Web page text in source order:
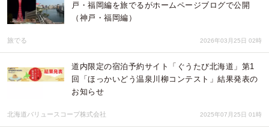
戸・福岡編を旅でるがホームページブログで公開
（神戸・福岡編）
旅でる 2026年03月25日 02時
道内限定の宿泊予約サイト「ぐうたび北海道」第1
回「ほっかいどう温泉川柳コンテスト」結果発表の
お知らせ
北海道バリュースコープ株式会社 2025年07月25日 01時